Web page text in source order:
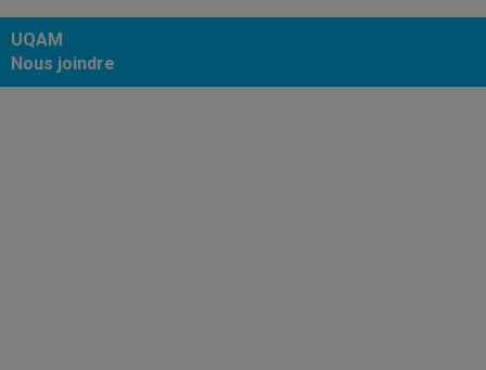
UQAM
Nous joindre